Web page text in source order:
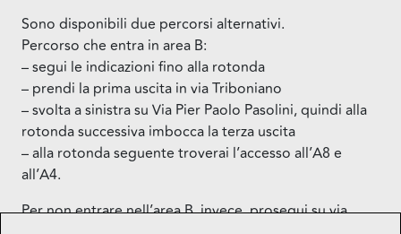
Sono disponibili due percorsi alternativi.
Percorso che entra in area B:
– segui le indicazioni fino alla rotonda
– prendi la prima uscita in via Triboniano
– svolta a sinistra su Via Pier Paolo Pasolini, quindi alla
rotonda successiva imbocca la terza uscita
– alla rotonda seguente troverai l’accesso all’A8 e
all’A4.
Per non entrare nell’area B, invece, prosegui su via